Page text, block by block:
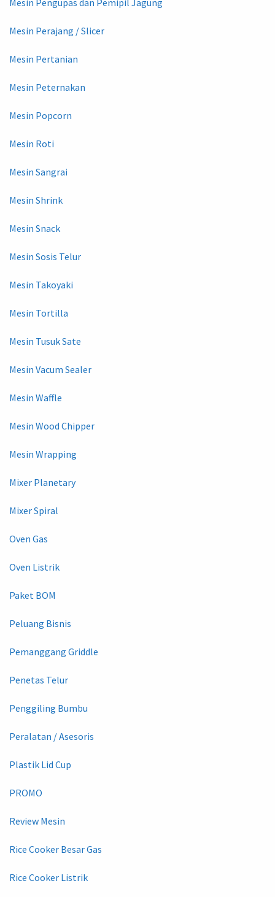
Mesin Perajang / Slicer
Mesin Pertanian
Mesin Peternakan
Mesin Popcorn
Mesin Roti
Mesin Sangrai
Mesin Shrink
Mesin Snack
Mesin Sosis Telur
Mesin Takoyaki
Mesin Tortilla
Mesin Tusuk Sate
Mesin Vacum Sealer
Mesin Waffle
Mesin Wood Chipper
Mesin Wrapping
Mixer Planetary
Mixer Spiral
Oven Gas
Oven Listrik
Paket BOM
Peluang Bisnis
Pemanggang Griddle
Penetas Telur
Penggiling Bumbu
Peralatan / Asesoris
Plastik Lid Cup
PROMO
Review Mesin
Rice Cooker Besar Gas
Rice Cooker Listrik